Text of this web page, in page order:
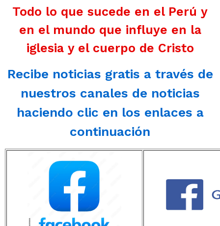
Todo lo que sucede en el Perú y
en el mundo que influye en la
iglesia y el cuerpo de Cristo
Recibe noticias gratis a través de
nuestros canales de noticias
haciendo clic en los enlaces a
continuación